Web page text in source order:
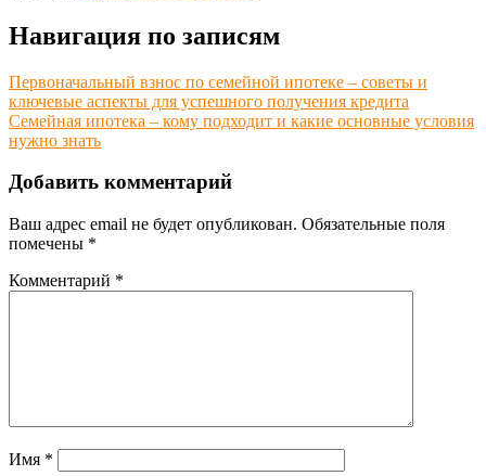
Навигация по записям
Первоначальный взнос по семейной ипотеке – советы и
ключевые аспекты для успешного получения кредита
Семейная ипотека – кому подходит и какие основные условия
нужно знать
Добавить комментарий
Ваш адрес email не будет опубликован. Обязательные поля
помечены *
Комментарий *
Имя *